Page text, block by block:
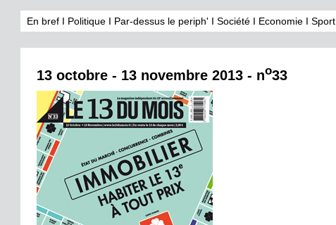
En bref I Politique I Par-dessus le periph' I Société I Economie I Sport
13 octobre - 13 novembre 2013 - no33